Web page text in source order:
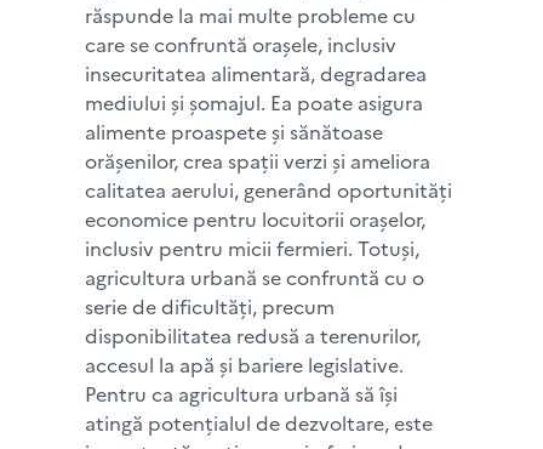
răspunde la mai multe probleme cu
care se confruntă orașele, inclusiv
insecuritatea alimentară, degradarea
mediului și șomajul. Ea poate asigura
alimente proaspete și sănătoase
orășenilor, crea spații verzi și ameliora
calitatea aerului, generând oportunități
economice pentru locuitorii orașelor,
inclusiv pentru micii fermieri. Totuși,
agricultura urbană se confruntă cu o
serie de dificultăți, precum
disponibilitatea redusă a terenurilor,
accesul la apă și bariere legislative.
Pentru ca agricultura urbană să își
atingă potențialul de dezvoltare, este